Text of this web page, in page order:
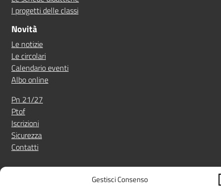
Gestisci Consenso
I progetti delle classi
Novità
Le notizie
Le circolari
Calendario eventi
Albo online
Pn 21/27
Ptof
Iscrizioni
Sicurezza
Contatti
Amministrazione Trasparente Albo online
Dichiarazione di accessibilità